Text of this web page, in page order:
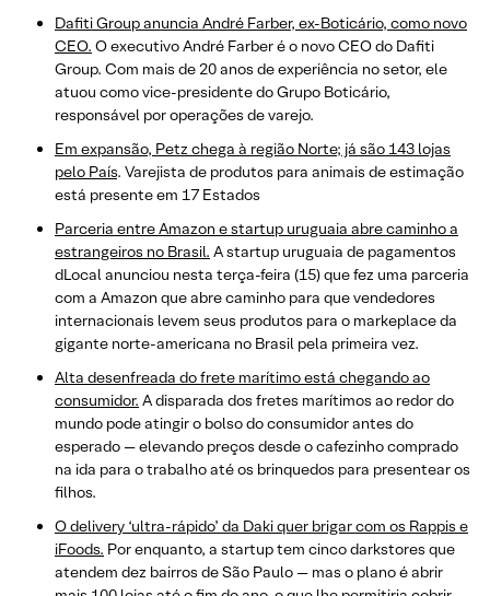
Dafiti Group anuncia André Farber, ex-Boticário, como novo
CEO. O executivo André Farber é o novo CEO do Dafiti
Group. Com mais de 20 anos de experiência no setor, ele
atuou como vice-presidente do Grupo Boticário,
responsável por operações de varejo.
Em expansão, Petz chega à região Norte; já são 143 lojas
pelo País. Varejista de produtos para animais de estimação
está presente em 17 Estados
Parceria entre Amazon e startup uruguaia abre caminho a
estrangeiros no Brasil. A startup uruguaia de pagamentos
dLocal anunciou nesta terça-feira (15) que fez uma parceria
com a Amazon que abre caminho para que vendedores
internacionais levem seus produtos para o markeplace da
gigante norte-americana no Brasil pela primeira vez.
Alta desenfreada do frete marítimo está chegando ao
consumidor. A disparada dos fretes marítimos ao redor do
mundo pode atingir o bolso do consumidor antes do
esperado — elevando preços desde o cafezinho comprado
na ida para o trabalho até os brinquedos para presentear os
filhos.
O delivery ‘ultra-rápido’ da Daki quer brigar com os Rappis e
iFoods. Por enquanto, a startup tem cinco darkstores que
atendem dez bairros de São Paulo — mas o plano é abrir